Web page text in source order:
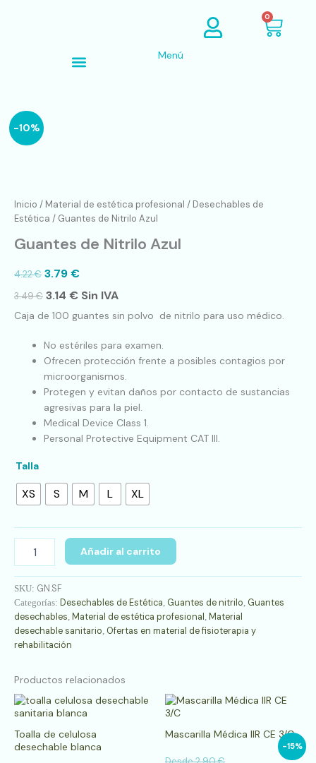
0
Cart
Menú
-10%
Inicio / Material de estética profesional / Desechables de
Estética / Guantes de Nitrilo Azul
Guantes de Nitrilo Azul
4.22€ 3.79€
3.49€ 3.14 € Sin IVA
Caja de 100 guantes sin polvo de nitrilo para uso médico.
No estériles para examen.
Ofrecen protección frente a posibles contagios por
microorganismos.
Protegen y evitan daños por contacto de sustancias
agresivas para la piel.
Medical Device Class 1.
Personal Protective Equipment CAT III.
Talla
XS S M L XL
Guantes
Añadir al carrito
SKU: GN.SF
Categorías: Desechables de Estética Guantes de nitrilo Guantes
desechables Material de estética profesional
Material
desechable sanitario Ofertas en material de fisioterapia y
rehabilitación
Productos relacionados
Toalla de celulosa
desechable blanca
-15%
Mascarilla Médica IIR CE 3/C